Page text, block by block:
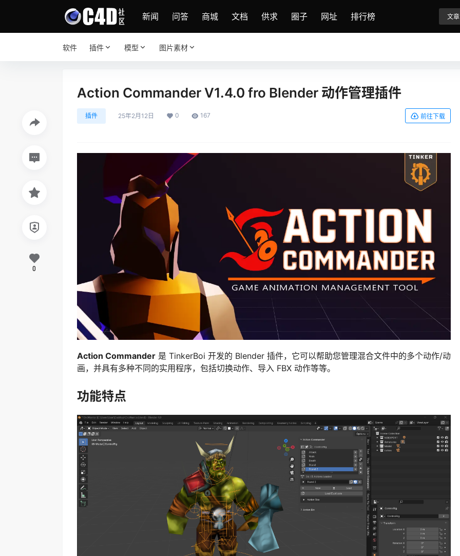
新闻 问答 商城 文档 供求 圈子 网址 排行榜 文章
软件 插件 模型 图片素材
Action Commander V1.4.0 fro Blender 动作管理插件
插件 25年2月12日 0 167 前往下载
Action Commander 是 TinkerBoi 开发的 Blender 插件，它可以帮助您管理混合文件中的多个动作/动
画，并具有多种不同的实用程序，包括切换动作、导入 FBX 动作等等。
功能特点
0